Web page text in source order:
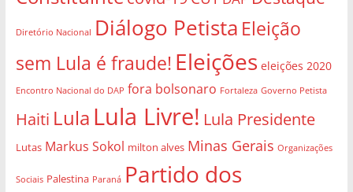
Diretório Nacional Diálogo Petista Eleição
sem Lula é fraude! Eleições eleições 2020
Encontro Nacional do DAP fora bolsonaro Fortaleza Governo Petista
Haiti Lula Lula Livre! Lula Presidente
Lutas Markus Sokol milton alves Minas Gerais Organizações
Sociais Palestina Paraná Partido dos